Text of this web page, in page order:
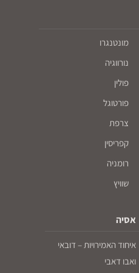
מונטנגרו
נורווגיה
פולין
פורטוגל
צרפת
קפריסין
רומניה
שוויץ
אסיה
איחוד האמירויות – דובאי
ואבו דאבי